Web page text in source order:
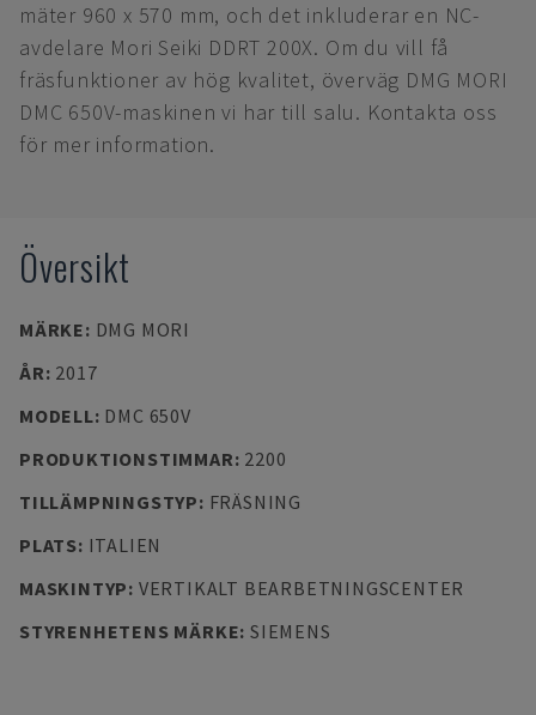
mäter 960 x 570 mm, och det inkluderar en NC-
avdelare Mori Seiki DDRT 200X. Om du vill få
fräsfunktioner av hög kvalitet, överväg DMG MORI
DMC 650V-maskinen vi har till salu. Kontakta oss
för mer information.
Översikt
MÄRKE: DMG MORI
ÅR: 2017
MODELL: DMC 650V
PRODUKTIONSTIMMAR: 2200
TILLÄMPNINGSTYP: FRÄSNING
PLATS: ITALIEN
MASKINTYP: VERTIKALT BEARBETNINGSCENTER
STYRENHETENS MÄRKE: SIEMENS